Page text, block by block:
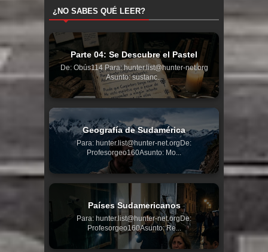
¿NO SABES QUÉ LEER?
Parte 04: Se Descubre el Pastel
De: Obús114 Para: hunter.list@hunter-net.org
Asunto: sustanc...
Geografía de Sudamérica
Para: hunter.list@hunter-net.orgDe:
Profesorgeo160Asunto: Mo...
Países Sudamericanos
Para: hunter.list@hunter-net.orgDe:
Profesorgeo160Asunto: Re...